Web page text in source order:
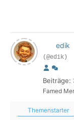
edik
(@edik)
Beiträge:
Famed
Themenstarter